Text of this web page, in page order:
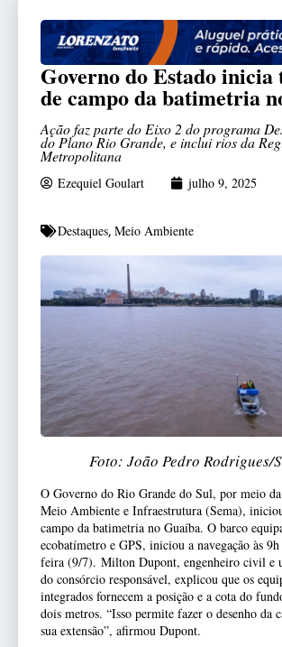
Governo do Estado
de campo da batimetria
Ação faz parte do Eixo 2 do programa
do Plano Rio Grande, e inclui rios da
Metropolitana
Ezequiel Goulart julho 9, 2025
Destaques, Meio Ambiente
Foto: João Pedro Rodrigues/
O Governo do Rio Grande do Sul, por meio
Meio Ambiente e Infraestrutura (Sema),
campo da batimetria no Guaíba. O barco
ecobatímetro e GPS, iniciou a navegação às 9h
feira (9/7). Milton Dupont, engenheiro civil e
do consórcio responsável, explicou que os
integrados fornecem a posição e a cota do
dois metros. “Isso permite fazer o desenho da
sua extensão”, afirmou Dupont.